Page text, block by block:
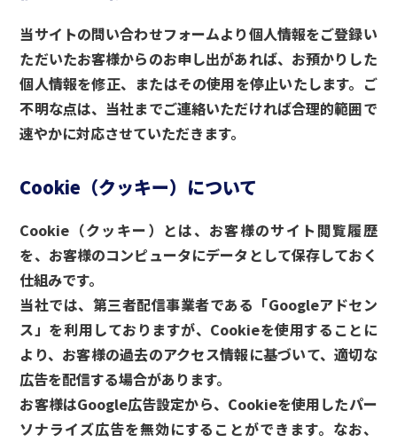
当サイトの問い合わせフォームより個人情報をご登録い
ただいたお客様からのお申し出があれば、お預かりした
個人情報を修正、またはその使用を停止いたします。ご
不明な点は、当社までご連絡いただければ合理的範囲で
速やかに対応させていただきます。
Cookie（クッキー）について
Cookie（クッキー）とは、お客様のサイト閲覧履歴
を、お客様のコンピュータにデータとして保存しておく
仕組みです。
当社では、第三者配信事業者である「Googleアドセン
ス」を利用しておりますが、Cookieを使用することに
より、お客様の過去のアクセス情報に基づいて、適切な
広告を配信する場合があります。
お客様はGoogle広告設定から、Cookieを使用したパー
ソナライズ広告を無効にすることができます。なお、